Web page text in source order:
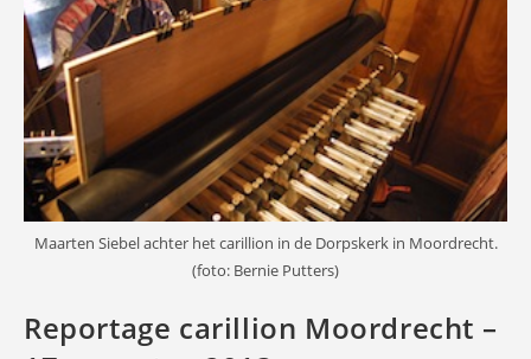
Maarten Siebel achter het carillion in de Dorpskerk in Moordrecht.
(foto: Bernie Putters)
Reportage carillion Moordrecht –